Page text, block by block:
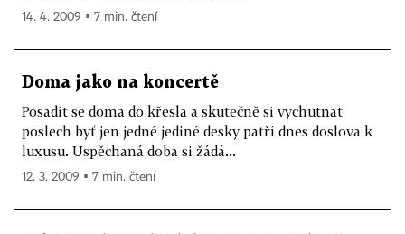
14. 4. 2009 ▪ 7 min. čtení
Doma jako na koncertě
Posadit se doma do křesla a skutečně si vychutnat
poslech byť jen jedné jediné desky patří dnes doslova k
luxusu. Uspěchaná doba si žádá...
12. 3. 2009 ▪ 7 min. čtení